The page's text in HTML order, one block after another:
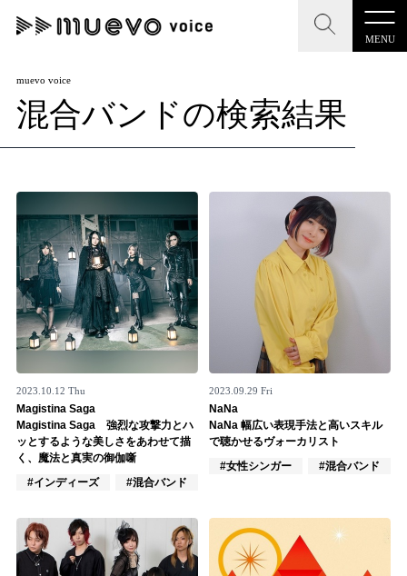
MENU
CLOSE
記事を検索する
人気ワード
#男性SSW #ポップス #女性SSW #ロック
#男性シンガー #HR/HM #女性シンガー
#ヒップホップ #男性シンガーグループ #R&B/ソウル
CLOSE
muevo media
"読者の声を形にする”音楽特化メディア
MENU
記事一覧
プレスリリース一覧
会社概要
お問い合わせ
記事リクエスト
ログイン
LINK
muevoクラウドファンディング
muevo voice
混合バンドの検索結果
2023.10.12 Thu
Magistina Saga
Magistina Saga 強烈な攻撃力とハ
ッとするような美しさをあわせて描
く、魔法と真実の御伽噺
#インディーズ
#混合バンド
2023.09.29 Fri
NaNa
NaNa 幅広い表現手法と高いスキル
で聴かせるヴォーカリスト
#女性シンガー
#混合バンド